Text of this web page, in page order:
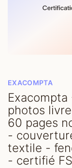
EXACOMPTA
photos
60 pages
-
textile -
- certifié